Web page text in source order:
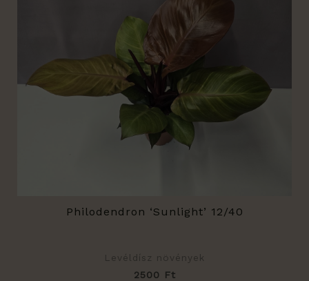
Philodendron ‘Sunlight’ 12/40
Levéldísz növények
2500 Ft